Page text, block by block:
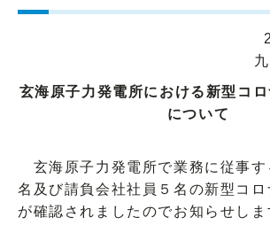
玄海原子力発電所における新型コ
について
玄海原子力発電所で業務に従事す
名及び請負会社社員５名の新型コ
が確認されましたのでお知らせしま